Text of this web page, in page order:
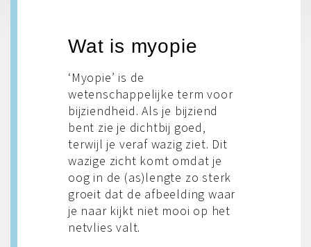
Wat is myopie
‘Myopie’ is de
wetenschappelijke term voor
bijziendheid. Als je bijziend
bent zie je dichtbij goed,
terwijl je veraf wazig ziet. Dit
wazige zicht komt omdat je
oog in de (as)lengte zo sterk
groeit dat de afbeelding waar
je naar kijkt niet mooi op het
netvlies valt.